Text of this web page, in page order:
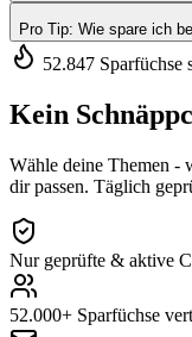
Pro Tip: Wie spare ich
52.847 Sparfüchse
Kein
Wähle deine Themen -
dir passen. Täglich
Nur geprüfte & aktive
52.000+ Sparfüchse